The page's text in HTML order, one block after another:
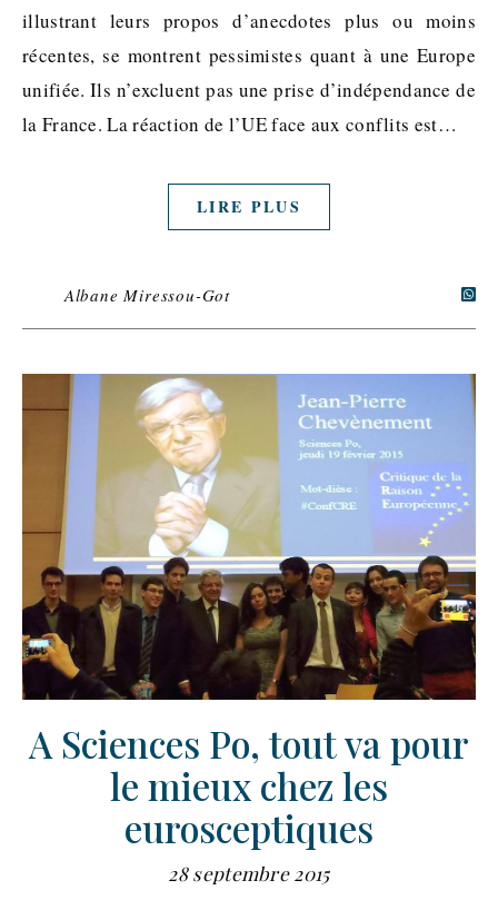
illustrant leurs propos d’anecdotes plus ou moins
récentes, se montrent pessimistes quant à une Europe
unifiée. Ils n’excluent pas une prise d’indépendance de
la France. La réaction de l’UE face aux conflits est…
LIRE PLUS
Albane Miressou-Got
A Sciences Po, tout va pour
le mieux chez les
eurosceptiques
28 septembre 2015